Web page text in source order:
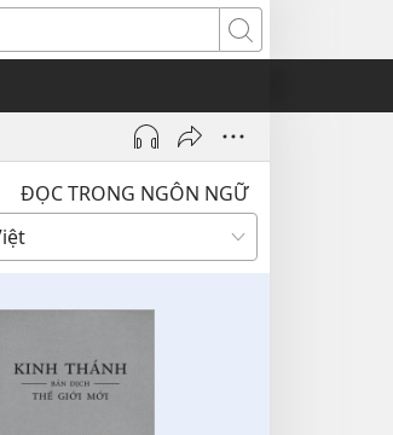
Tìm
kiếm
ĐỌC TRONG NGÔN NGỮ